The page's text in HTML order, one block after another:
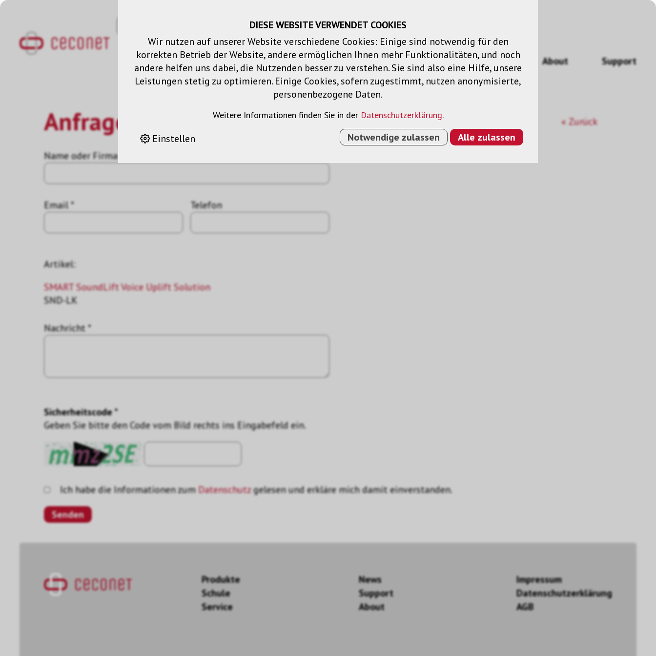
Warenkorb Merklisten Login
Produkte Lösungen Dienstleistungen News About Support
« Zurück
Anfrage
Name oder Firma *
Email * Telefon
Artikel:
SMART SoundLift Voice Uplift Solution
SND-LK
Nachricht *
Sicherheitscode *
Geben Sie bitte den Code vom Bild rechts ins Eingabefeld ein.
Ich habe die Informationen zumDatenschutzgelesen und erkläre mich damit einverstanden.
Produkte
Schule
Service
News
Support
About
Impressum
Datenschutzerklärung
AGB
DIESE WEBSITE VERWENDET COOKIES
Wir nutzen auf unserer Website verschiedene Cookies: Einige sind notwendig für den
korrekten Betrieb der Website, andere ermöglichen Ihnen mehr Funktionalitäten, und noch
andere helfen uns dabei, die Nutzenden besser zu verstehen. Sie sind also eine Hilfe, unsere
Leistungen stetig zu optimieren. Einige Cookies, sofern zugestimmt, nutzen anonymisierte,
personenbezogene Daten.
Weitere Informationen finden Sie in der Datenschutzerklärung.
Einstellen Notwendige zulassen Alle zulassen